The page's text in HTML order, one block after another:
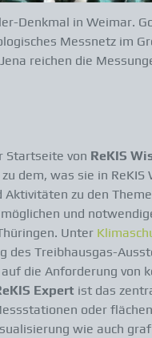
Denkmal in Weimar.
Messnetz im
reichen die
Startseite von ReKIS
dem, was sie in
Aktivitäten zu den
und
Unter
des Treibhausgas-
die Anforderung von
Expert ist das
oder
wie auch